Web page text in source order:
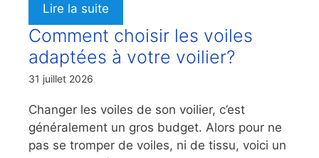
Lire la suite
Comment choisir les voiles
adaptées à votre voilier?
31 juillet 2026
Changer les voiles de son voilier, c’est
généralement un gros budget. Alors pour ne
pas se tromper de voiles, ni de tissu, voici un